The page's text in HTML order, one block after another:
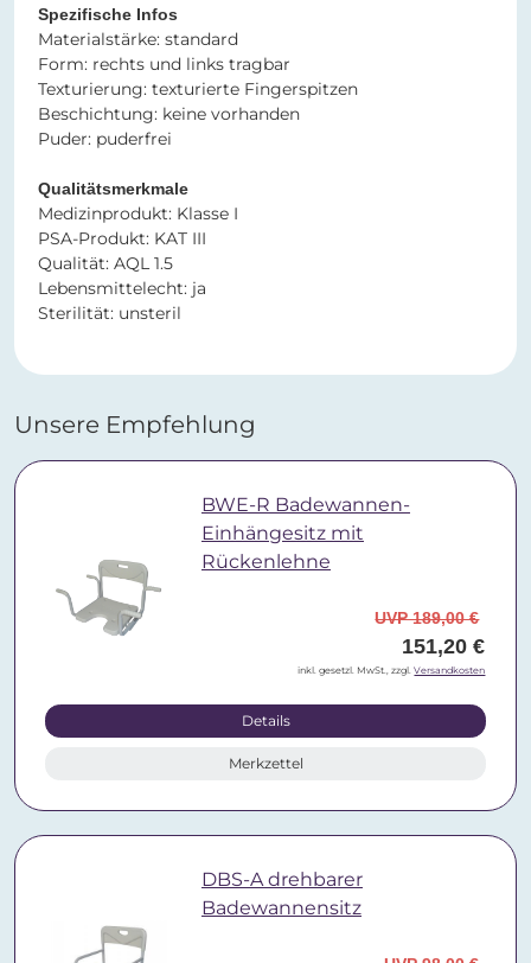
Spezifische Infos​​​​​​​
​​​​​​​Materialstärke: standard
Form: rechts und links tragbar
Texturierung: texturierte Fingerspitzen
Beschichtung: keine vorhanden
Puder: puderfrei
Qualitätsmerkmale
Medizinprodukt: Klasse I
PSA-Produkt: KAT III
Qualität: AQL 1.5
Lebensmittelecht: ja
Sterilität: unsteril
Unsere Empfehlung
BWE-R Badewannen-
Einhängesitz mit
Rückenlehne
UVP 189,00 €
151,20 €
inkl. gesetzl. MwSt., zzgl.Versandkosten
Details
Merkzettel
DBS-A drehbarer
Badewannensitz